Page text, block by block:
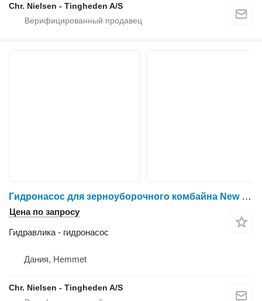
Chr. Nielsen - Tingheden A/S
Гидронасос для зерноуборочного комбайна New Holland 8080
Цена по запросу
Гидравлика - гидронасос
Дания, Hemmet
Chr. Nielsen - Tingheden A/S